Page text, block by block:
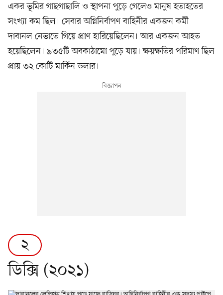
একর ভূমির গাছগাছালি ও স্থাপনা পুড়ে গেলেও মানুষ হতাহতের
সংখ্যা কম ছিল। সেবার অগ্নিনির্বাপণ বাহিনীর একজন কর্মী
দাবানল নেভাতে গিয়ে প্রাণ হারিয়েছিলেন। আর একজন আহত
হয়েছিলেন। ৯৩৫টি অবকাঠামো পুড়ে যায়। ক্ষয়ক্ষতির পরিমাণ ছিল
প্রায় ৩২ কোটি মার্কিন ডলার।
২
ডিক্সি (২০২১)